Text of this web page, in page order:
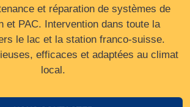
et réparation de systèmes de
et PAC. Intervention dans toute la
le lac et la station franco‑suisse.
efficaces et adaptées au climat
local.